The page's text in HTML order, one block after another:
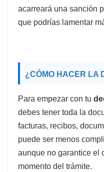
acarreará una sanción
que podrías lamentar
¿CÓMO HACER LA
Para empezar con tu
debes tener toda la
facturas, recibos,
puede ser menos
aunque no garantice el
momento del trámite.